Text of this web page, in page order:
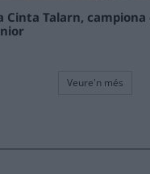
Talarn, campiona
Veure'n més